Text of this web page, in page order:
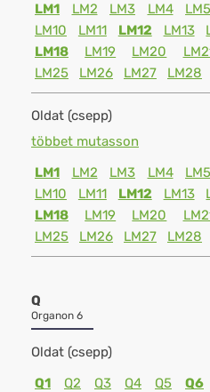
LM1
LM2 LM3 LM4 LM5
LM10
LM11 LM12 LM13
LM18
LM19 LM20
LM25
LM26 LM27 LM28
Oldat (csepp)
többet mutasson
LM1
LM2 LM3 LM4 LM5
LM10
LM11 LM12 LM13
LM18
LM19 LM20
LM25
LM26 LM27 LM28
Q
Organon 6
Oldat (csepp)
Q1
Q2 Q3 Q4 Q5 Q6